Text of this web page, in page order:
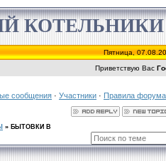
КОТЕЛЬНИКИ
Пятница,
Приветствую Вас
сообщения · Участники · Правила форума
» БЫТОВКИ В